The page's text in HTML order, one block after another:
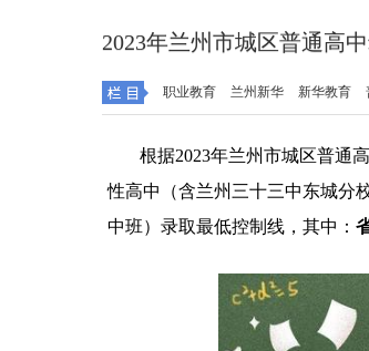
2023年兰州市城区普通高
职业教育 兰州新华 新华教育
根据2023年兰州市城区普通
性高中（含兰州三十三中东城分
中班）录取最低控制线，其中：